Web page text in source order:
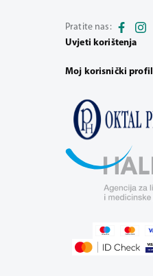
Pratite nas:
Uvjeti korištenja
Moj korisnički profil